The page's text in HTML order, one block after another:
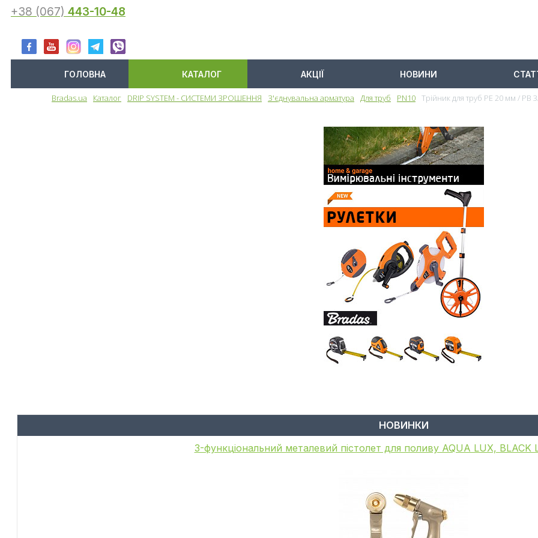
+38 (067) 443-10-48
ГОЛОВНА КАТАЛОГ АКЦІЇ НОВИНИ
Bradas.ua Каталог DRIP SYSTEM - СИСТЕМИ ЗРОШЕННЯ З'єднувальна арматура Для труб PN10 Трійник для труб PE 20 мм / РВ
НОВИНКИ
6-функціональний пістолет для поливу, металевий, WHITE LINE,